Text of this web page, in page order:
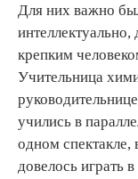
Для них важно
крепким
Учительница
учились в
одном спектакле,
довелось играть